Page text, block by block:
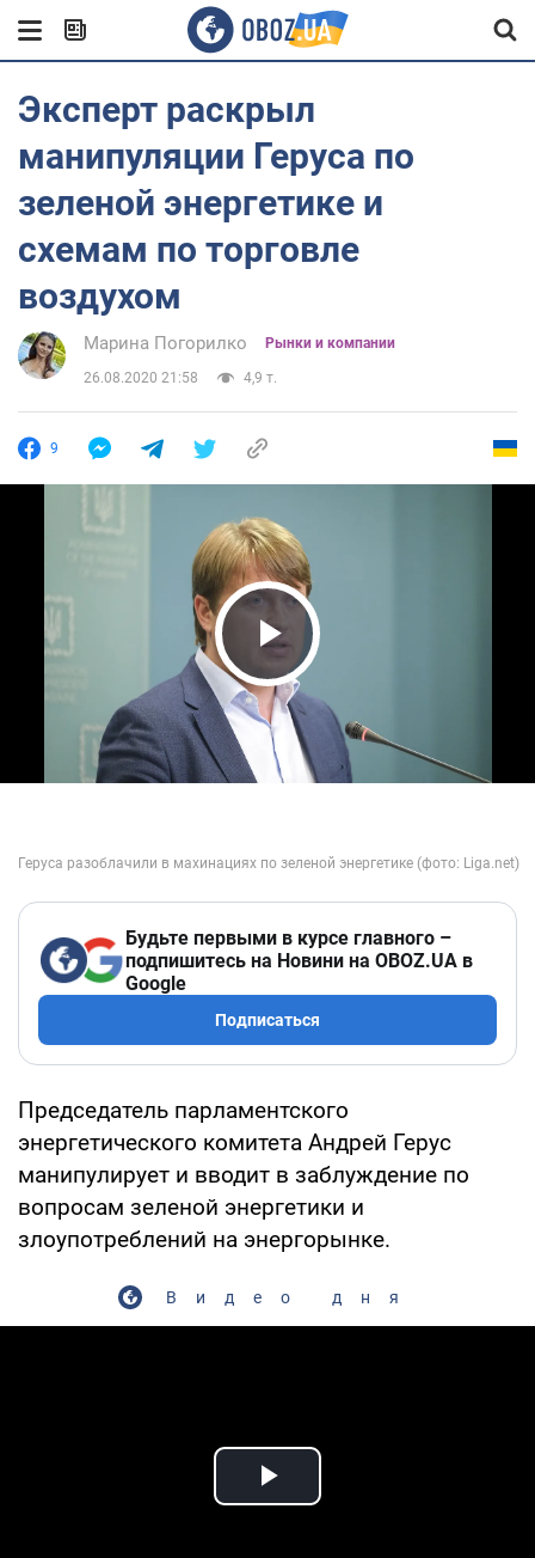
Эксперт раскрыл
манипуляции Геруса по
зеленой энергетике и
схемам по торговле
воздухом
Марина Погорилко Рынки и компании
26.08.2020 21:58 4,9 т.
9
Play Video
Будьте первыми в курсе главного –
подпишитесь на Новини на OBOZ.UA в
Google
Подписаться
Председатель парламентского
энергетического комитета Андрей Герус
манипулирует и вводит в заблуждение по
вопросам зеленой энергетики и
злоупотреблений на энергорынке.
Видео дня
Play Video